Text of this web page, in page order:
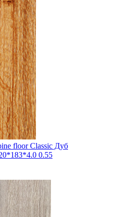
floor Classic Дуб
0.55